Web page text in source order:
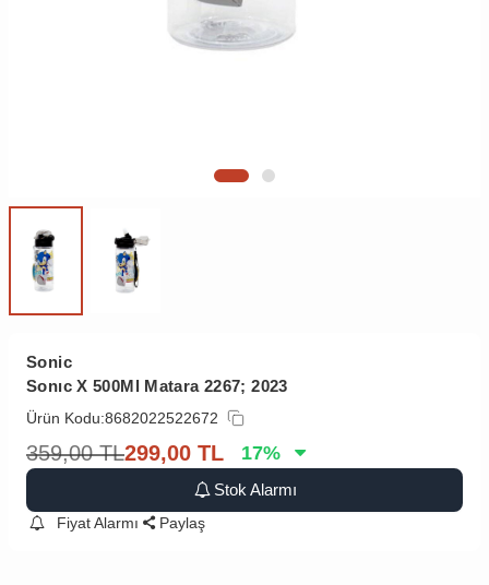
Sonic
Sonıc X 500Ml Matara 2267; 2023
Ürün Kodu:8682022522672
359,00 TL299,00 TL 17%
Stok Alarmı
Fiyat Alarmı Paylaş